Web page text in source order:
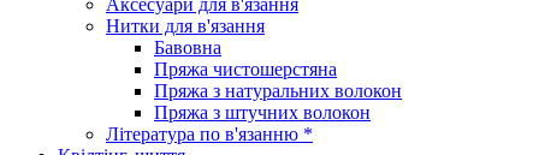
Нитки для в'язання
Бавовна
Пряжа чистошерстяна
Пряжа з натуральних волокон
Пряжа з штучних волокон
Література по в'язанню *